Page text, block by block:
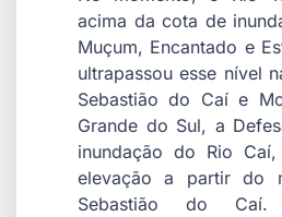
acima da cota de
Muçum, Encantado e
ultrapassou esse nível
Sebastião do Caí e
Grande do Sul, a
inundação do Rio
elevação a partir do
Sebastião do